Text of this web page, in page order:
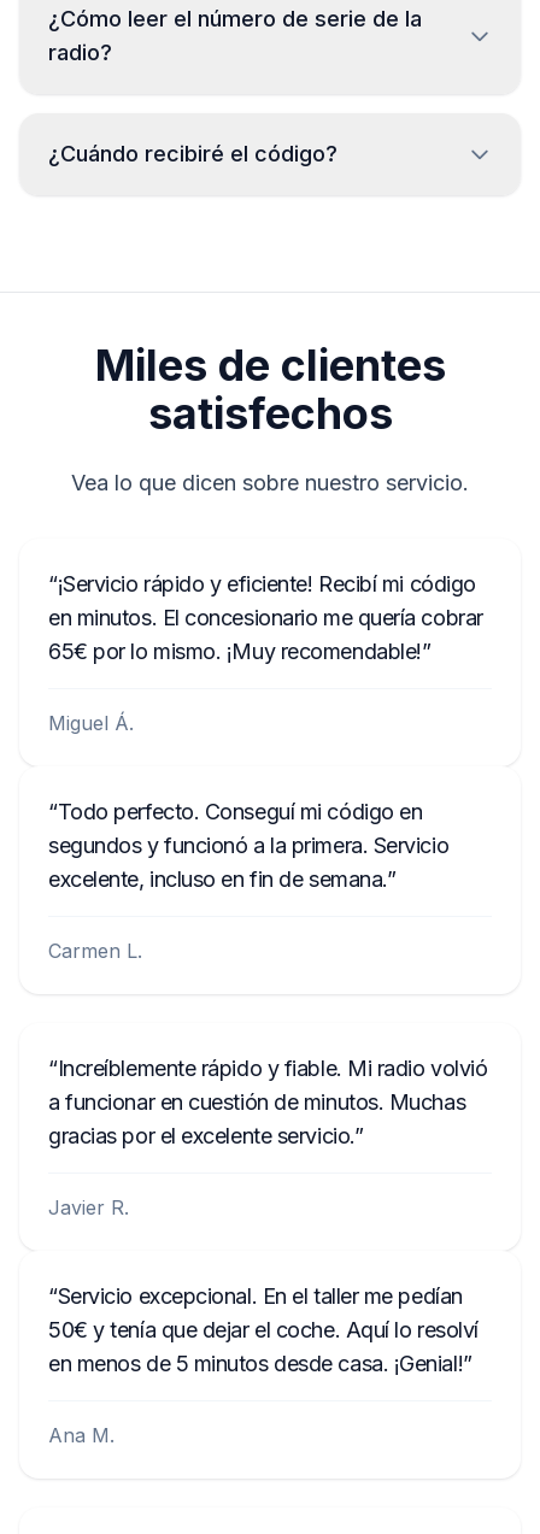
¿Cómo leer el número de serie de la
radio?
necesario desmontarla y leer el código de la etiqueta
de la carcasa. Generalmente, el número de serie se
A4080
¿Cuándo recibiré el código?
la hora del día.
Miles de clientes
satisfechos
Vea lo que dicen sobre nuestro servicio.
¡Servicio rápido y eficiente! Recibí mi código
en minutos. El concesionario me quería cobrar
65€ por lo mismo. ¡Muy recomendable!
Miguel Á.
Todo perfecto. Conseguí mi código en
segundos y funcionó a la primera. Servicio
excelente, incluso en fin de semana.
Carmen L.
Increíblemente rápido y fiable. Mi radio volvió
a funcionar en cuestión de minutos. Muchas
gracias por el excelente servicio.
Javier R.
Servicio excepcional. En el taller me pedían
50€ y tenía que dejar el coche. Aquí lo resolví
en menos de 5 minutos desde casa. ¡Genial!
Ana M.